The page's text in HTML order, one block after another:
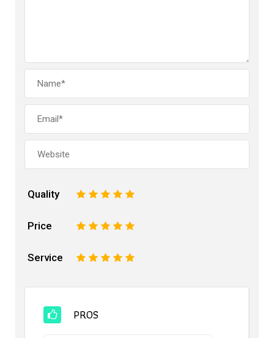
Quality 5
4
3
2
Price 5
4
3
2
Service 5
4
3
2
PROS